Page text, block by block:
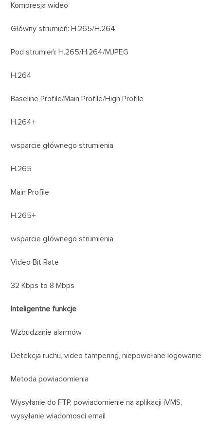
Kompresja wideo
Główny strumień: H.265/H.264
Pod strumień: H.265/H.264/MJPEG
H.264
Baseline Profile/Main Profile/High Profile
H.264+
wsparcie głównego strumienia
H.265
Main Profile
H.265+
wsparcie głównego strumienia
Video Bit Rate
32 Kbps to 8 Mbps
Inteligentne funkcje
Wzbudzanie alarmów
Detekcja ruchu, video tampering, niepowołane logowanie
Metoda powiadomienia
Wysyłanie do FTP, powiadomienie na aplikacji iVMS,
wysyłanie wiadomosci email